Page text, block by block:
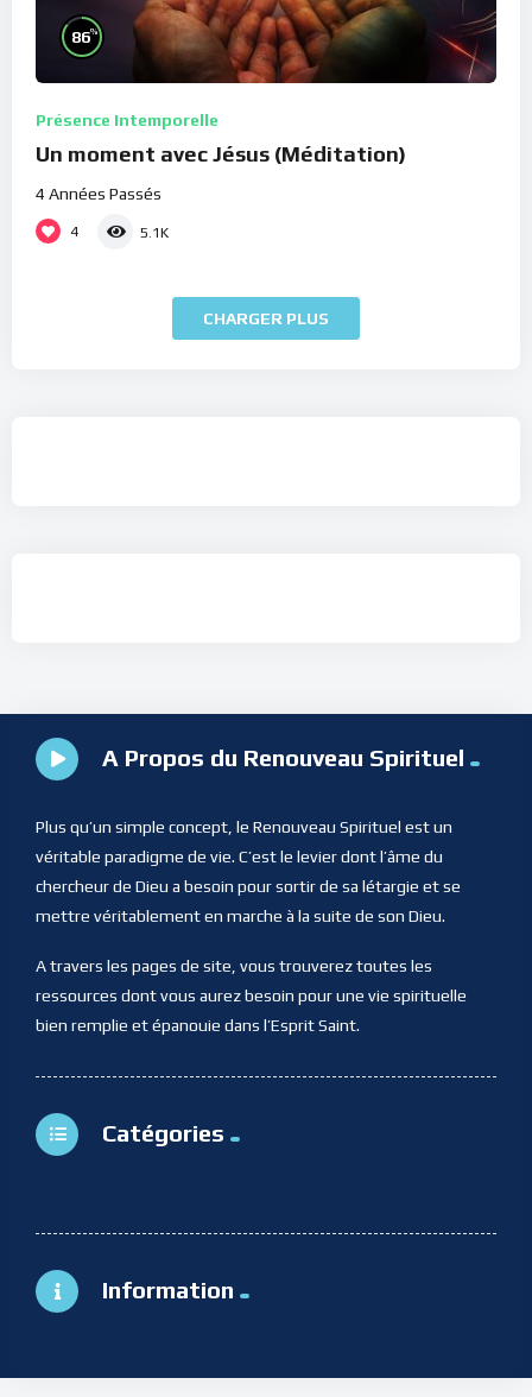
86%
Présence Intemporelle
Un moment avec Jésus (Méditation)
4 Années Passés
4 5.1K
CHARGER PLUS
A Propos du Renouveau Spirituel
Plus qu’un simple concept, le Renouveau Spirituel est un
véritable paradigme de vie. C’est le levier dont l’âme du
chercheur de Dieu a besoin pour sortir de sa létargie et se
mettre véritablement en marche à la suite de son Dieu.
A travers les pages de site, vous trouverez toutes les
ressources dont vous aurez besoin pour une vie spirituelle
bien remplie et épanouie dans l’Esprit Saint.
Catégories
Information